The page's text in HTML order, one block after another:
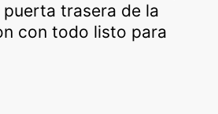
trasera de la
con todo listo para